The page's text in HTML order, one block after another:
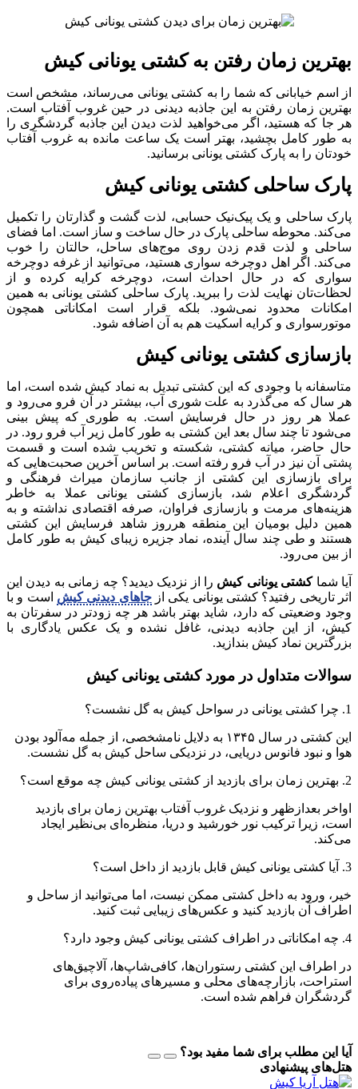
بهترین زمان رفتن به کشتی یونانی کیش
از اسم خیابانی که شما را به کشتی یونانی می‌رساند، مشخص است
بهترین زمان رفتن به این جاذبه دیدنی در حین غروب آفتاب است.
هر جا که هستید، اگر می‌خواهید لذت دیدن این جاذبه گردشگری را
به طور کامل بچشید، بهتر است یک ساعت مانده به غروب آفتاب
خودتان را به پارک کشتی یونانی برسانید.
پارک ساحلی کشتی یونانی کیش
پارک ساحلی و یک پیک‌نیک حسابی، لذت گشت و گذارتان را تکمیل
می‌کند. محوطه ساحلی پارک در حال ساخت و ساز است. اما فضای
ساحلی و لذت قدم زدن روی موج‌های ساحل، حالتان را خوب
می‌کند. اگر اهل دوچرخه سواری هستید، می‌توانید از غرفه دوچرخه
سواری که در حال احداث است، دوچرخه کرایه کرده و از
لحظات‌تان نهایت لذت را ببرید. پارک ساحلی کشتی یونانی به همین
امکانات محدود نمی‌شود. بلکه قرار است امکاناتی همچون
موتورسواری و کرایه اسکیت هم به آن اضافه شود.
بازسازی کشتی یونانی کیش
متاسفانه با وجودی که این کشتی تبدیل به نماد کیش شده است، اما
هر سال که می‌گذرد به علت شوری آب، بیشتر در آن فرو می‌رود و
عملا هر روز در حال فرسایش است. به طوری که پیش بینی
می‌شود تا چند سال بعد این کشتی به طور کامل زیر آب فرو رود. در
حال حاضر، میانه کشتی، شکسته و تخریب شده است و قسمت
پشتی آن نیز در آب فرو رفته است. بر اساس آخرین صحبت‌هایی که
برای بازسازی این کشتی از جانب سازمان میراث فرهنگی و
گردشگری اعلام شد، بازسازی کشتی یونانی عملا به خاطر
هزینه‌های مرمت و بازسازی فراوان، صرفه اقتصادی نداشته و به
همین دلیل بومیان این منطقه هرروز شاهد فرسایش این کشتی
هستند و طی چند سال آینده، نماد جزیره زیبای کیش به طور کامل
از بین می‌رود.
آیا شماکشتی یونانی کیش را از نزدیک دیدید؟ چه زمانی به دیدن این
اثر تاریخی رفتید؟ کشتی یونانی یکی ازجاهای دیدنی کیش است و با
وجود وضعیتی که دارد، شاید بهتر باشد هر چه زودتر در سفرتان به
کیش، از این جاذبه دیدنی، غافل نشده و یک عکس یادگاری با
بزرگترین نماد کیش بندازید.
سوالات متداول در مورد کشتی یونانی کیش
1. چرا کشتی یونانی در سواحل کیش به گل نشست؟
این کشتی در سال ۱۳۴۵ به دلایل نامشخصی، از جمله مه‌آلود بودن
هوا و نبود فانوس دریایی، در نزدیکی ساحل کیش به گل نشست.
2. بهترین زمان برای بازدید از کشتی یونانی کیش چه موقع است؟
اواخر بعدازظهر و نزدیک غروب آفتاب بهترین زمان برای بازدید
است، زیرا ترکیب نور خورشید و دریا، منظره‌ای بی‌نظیر ایجاد
می‌کند.
3. آیا کشتی یونانی کیش قابل بازدید از داخل است؟
خیر، ورود به داخل کشتی ممکن نیست، اما می‌توانید از ساحل و
اطراف آن بازدید کنید و عکس‌های زیبایی ثبت کنید.
4. چه امکاناتی در اطراف کشتی یونانی کیش وجود دارد؟
در اطراف این کشتی رستوران‌ها، کافی‌شاپ‌ها، آلاچیق‌های
استراحت، بازارچه‌های محلی و مسیرهای پیاده‌روی برای
گردشگران فراهم شده است.
آیا این مطلب برای شما مفید بود؟
هتل‌های پیشنهادی